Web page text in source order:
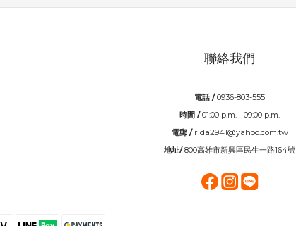
聯絡我們
電話 /0936-803-555
時間 /01:00 p.m. - 09:00 p.m.
電郵 / rida2941@yahoo.com.tw
地址/800高雄市新興區民生一路164號